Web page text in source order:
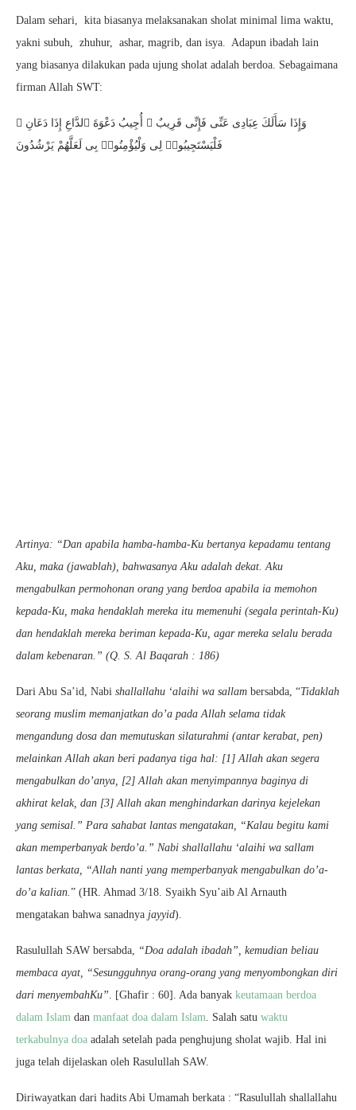
Dalam sehari, kita biasanya melaksanakan sholat minimal lima waktu,
yakni subuh, zhuhur, ashar, magrib, dan isya. Adapun ibadah lain
yang biasanya dilakukan pada ujung sholat adalah berdoa. Sebagaimana
firman Allah SWT:
وَإِذَا سَأَلَكَ عِبَادِى عَنِّى فَإِنِّى قَرِيبٌ ۖ أُجِيبُ دَعْوَةَ ٱلدَّاعِ إِذَا دَعَانِ ۖ
فَلْيَسْتَجِيبُوا۟ لِى وَلْيُؤْمِنُوا۟ بِى لَعَلَّهُمْ يَرْشُدُونَ
Artinya: “Dan apabila hamba-hamba-Ku bertanya kepadamu tentang
Aku, maka (jawablah), bahwasanya Aku adalah dekat. Aku
mengabulkan permohonan orang yang berdoa apabila ia memohon
kepada-Ku, maka hendaklah mereka itu memenuhi (segala perintah-Ku)
dan hendaklah mereka beriman kepada-Ku, agar mereka selalu berada
dalam kebenaran.” (Q. S. Al Baqarah : 186)
Dari Abu Sa’id, Nabi shallallahu ‘alaihi wa sallam bersabda, “Tidaklah
seorang muslim memanjatkan do’a pada Allah selama tidak
mengandung dosa dan memutuskan silaturahmi (antar kerabat, pen)
melainkan Allah akan beri padanya tiga hal: [1] Allah akan segera
mengabulkan do’anya, [2] Allah akan menyimpannya baginya di
akhirat kelak, dan [3] Allah akan menghindarkan darinya kejelekan
yang semisal.” Para sahabat lantas mengatakan, “Kalau begitu kami
akan memperbanyak berdo’a.” Nabi shallallahu ‘alaihi wa sallam
lantas berkata, “Allah nanti yang memperbanyak mengabulkan do’a-
do’a kalian.” (HR. Ahmad 3/18. Syaikh Syu’aib Al Arnauth
mengatakan bahwa sanadnya jayyid).
Rasulullah SAW bersabda, “Doa adalah ibadah”, kemudian beliau
membaca ayat, “Sesungguhnya orang-orang yang menyombongkan diri
dari menyembahKu”. [Ghafir : 60]. Ada banyak keutamaan berdoa
dalam Islam dan manfaat doa dalam Islam. Salah satu waktu
terkabulnya doa adalah setelah pada penghujung sholat wajib. Hal ini
juga telah dijelaskan oleh Rasulullah SAW.
Diriwayatkan dari hadits Abi Umamah berkata : “Rasulullah shallallahu